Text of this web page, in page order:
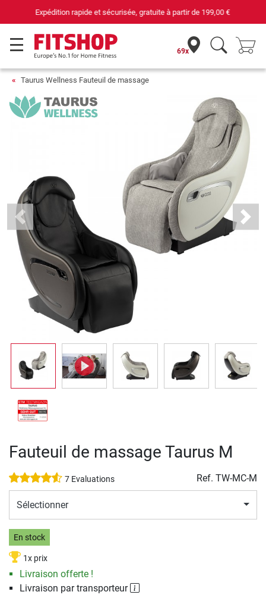
69 magasins avec 75 techniciens
69x
Taurus Wellness Fauteuil de massage
Previous Next
Fauteuil de massage Taurus M
7 Evaluations Ref. TW-MC-M
Sélectionner
En stock
1x prix
Livraison offerte !
Livraison par transporteur